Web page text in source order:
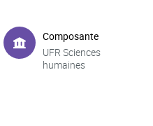
Composante
UFR Sciences
humaines